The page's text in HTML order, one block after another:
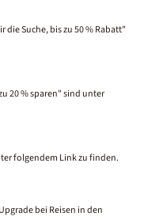
die Suche, bis zu 50 % Rabatt"
20 % sparen" sind unter
folgendem Link zu finden.
bei Reisen in den